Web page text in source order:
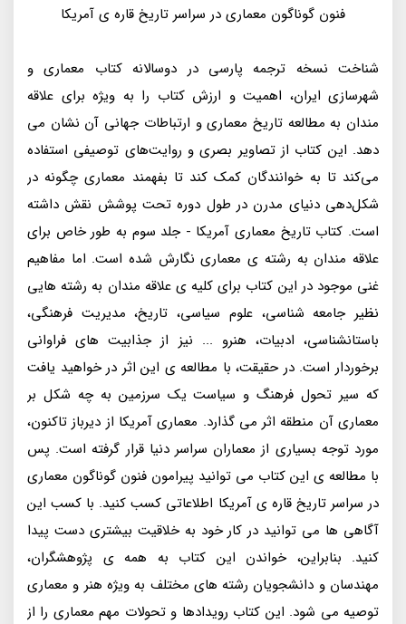
فنون گوناگون معماری در سراسر تاریخ قاره ی آمریکا
شناخت نسخه ترجمه پارسی در دوسالانه کتاب معماری و
شهرسازی ایران، اهمیت و ارزش کتاب را به ویژه برای علاقه
مندان به مطالعه تاریخ معماری و ارتباطات جهانی آن نشان می
دهد. این کتاب از تصاویر بصری و روایت‌های توصیفی استفاده
می‌کند تا به خوانندگان کمک کند تا بفهمند معماری چگونه در
شکل‌دهی دنیای مدرن در طول دوره تحت پوشش نقش داشته
است. کتاب تاریخ معماری آمریکا - جلد سوم به طور خاص برای
علاقه مندان به رشته ی معماری نگارش شده است. اما مفاهیم
غنی موجود در این کتاب برای کلیه ی علاقه مندان به رشته هایی
نظیر جامعه شناسی، علوم سیاسی، تاریخ، مدیریت فرهنگی،
باستانشناسی، ادبیات، هنرو ... نیز از جذابیت های فراوانی
برخوردار است. در حقیقت، با مطالعه ی این اثر در خواهید یافت
که سیر تحول فرهنگ و سیاست یک سرزمین به چه شکل بر
معماری آن منطقه اثر می گذارد. معماری آمریکا از دیرباز تاکنون،
مورد توجه بسیاری از معماران سراسر دنیا قرار گرفته است. پس
با مطالعه ی این کتاب می توانید پیرامون فنون گوناگون معماری
در سراسر تاریخ قاره ی آمریکا اطلاعاتی کسب کنید. با کسب این
آگاهی ها می توانید در کار خود به خلاقیت بیشتری دست پیدا
کنید. بنابراین، خواندن این کتاب به همه ی پژوهشگران،
مهندسان و دانشجویان رشته های مختلف به ویژه هنر و معماری
توصیه می شود. این کتاب رویدادها و تحولات مهم معماری را از